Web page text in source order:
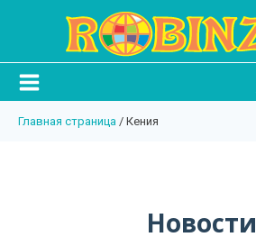
Главная страница / Кения
Новости